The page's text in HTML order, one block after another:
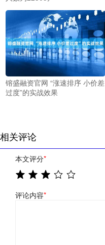
镕盛融资官网 “涨速排序 小价差
过度”的实战效果
相关评论
本文评分*
评论内容*